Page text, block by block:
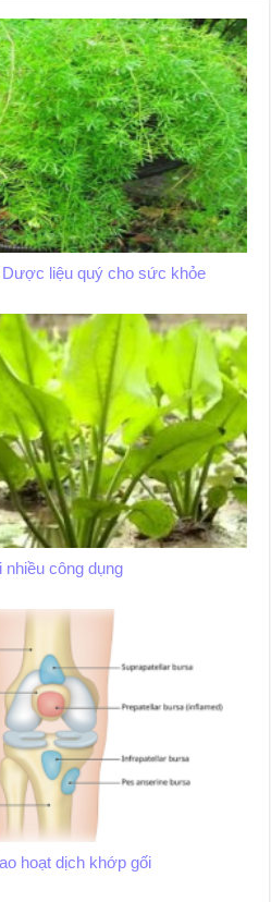
liệu quý cho sức khỏe
công dụng
hoạt dịch khớp gối